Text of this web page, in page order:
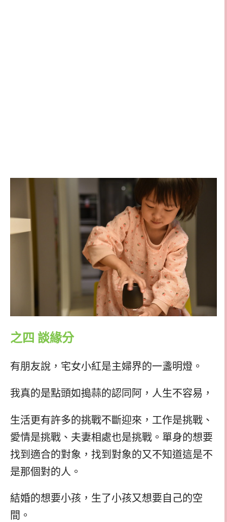
之四 談緣分
有朋友說，宅女小紅是主婦界的一盞明燈。
我真的是點頭如搗蒜的認同阿，人生不容易，
生活更有許多的挑戰不斷迎來，工作是挑戰、
愛情是挑戰、夫妻相處也是挑戰。單身的想要
找到適合的對象，找到對象的又不知道這是不
是那個對的人。
結婚的想要小孩，生了小孩又想要自己的空
間。